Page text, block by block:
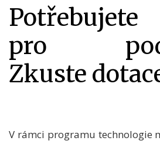
pro
Zkuste
V rámci programu technologie